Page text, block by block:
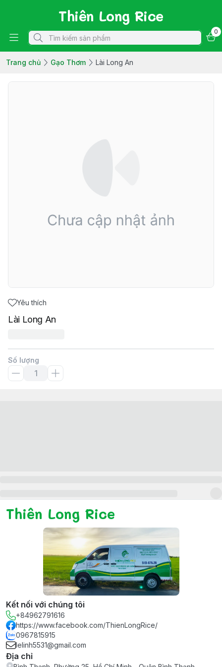
Thiên Long Rice
0
Trang chủ Gạo Thơm Lài Long An
Yêu thích
Lài Long An
Số lượng
Thiên Long Rice
Kết nối với chúng tôi
+84962791616
https://www.facebook.com/ThienLongRice/
0967815915
lelinh5531@gmail.com
Địa chỉ